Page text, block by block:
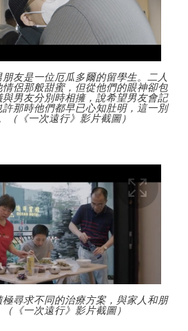
友是一位厄瓜多爾的留學生。二人
侶那般甜蜜，但從他們的眼神卻包
男友分別時相擁，說希望男友會記
那時他們都早已心知肚明，這一別
（《一次遠行》影片截圖）
尋求不同的治療方案，與家人和朋
《一次遠行》影片截圖）